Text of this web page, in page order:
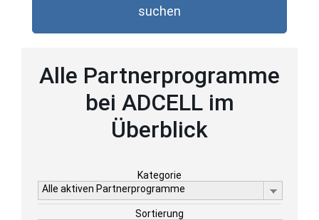
suchen
Alle Partnerprogramme
bei ADCELL im
Überblick
Kategorie
Alle aktiven Partnerprogramme
Sortierung